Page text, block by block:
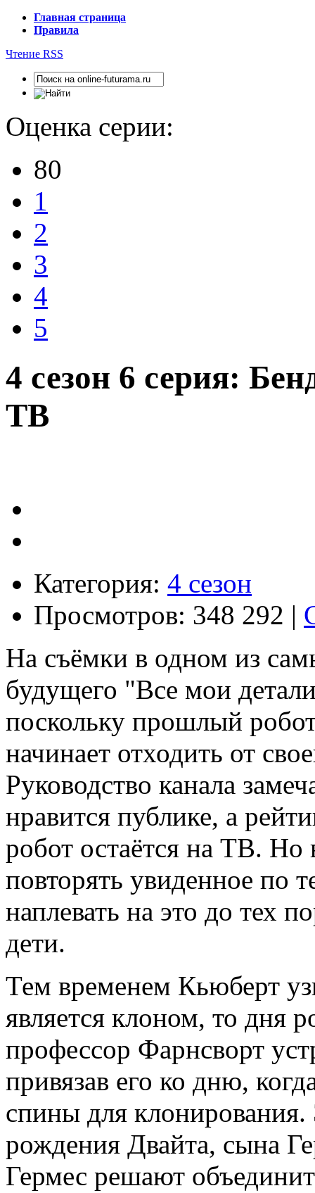
Главная страница
Правила
Чтение RSS
Оценка серии:
80
1
2
3
4
5
4 сезон 6 серия:
ТВ
Категория: 4 сезон
Просмотров: 348 292 |
На съёмки в одном из
будущего "Все мои
поскольку прошлый
начинает отходить от
Руководство канала
нравится публике, а
робот остаётся на ТВ. Но
повторять увиденное по
наплевать на это до тех
дети.
Тем временем Кьюберт
является клоном, то дня
профессор Фарнсворт
привязав его ко дню,
спины для клонирования.
рождения Двайта, сына
Гермес решают